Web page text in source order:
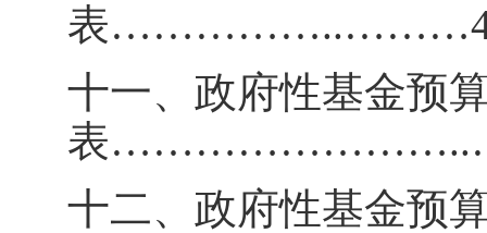
表……………..………
十一、政府性基金预
表……………………..
十二、政府性基金预